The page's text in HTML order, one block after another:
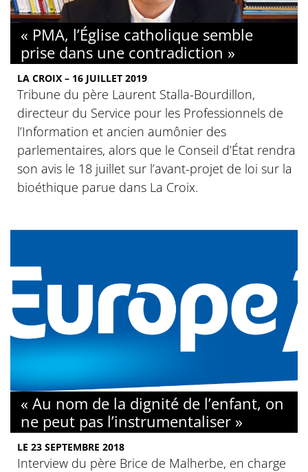
« PMA, l’Église catholique semble
prise dans une contradiction »
LA CROIX – 16 JUILLET 2019
Tribune du père Laurent Stalla-Bourdillon,
directeur du Service pour les Professionnels de
l’Information et ancien aumônier des
parlementaires, alors que le Conseil d’État rendra
son avis le 18 juillet sur l’avant-projet de loi sur la
bioéthique parue dans La Croix.
« Au nom de la dignité de l’enfant, on
ne peut pas l’instrumentaliser »
LE 23 SEPTEMBRE 2018
Interview du père Brice de Malherbe, en charge